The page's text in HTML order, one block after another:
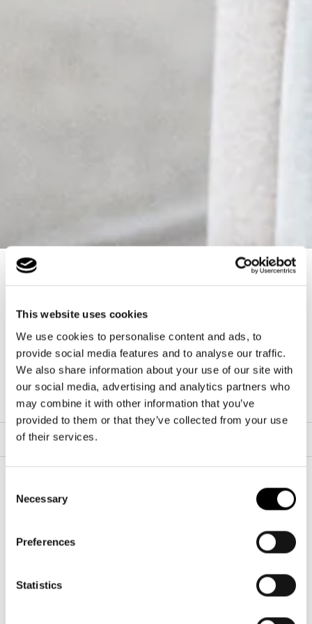
This website uses cookies
We use cookies to personalise content and ads, to
provide social media features and to analyse our traffic.
We also share information about your use of our site with
our social media, advertising and analytics partners who
may combine it with other information that you’ve
provided to them or that they’ve collected from your use
of their services.
Selection
Necessary
Preferences
Statistics
Cord Dark
Matcha
Cord Sand Cord Grey
FILTRAR Y ORDENAR